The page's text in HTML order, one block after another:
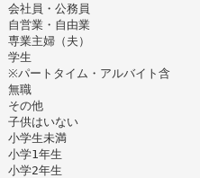
会社員・公務員
自営業・自由業
専業主婦（夫）
学生
※パートタイム・アルバイト含
無職
その他
子供はいない
小学生未満
小学1年生
小学2年生